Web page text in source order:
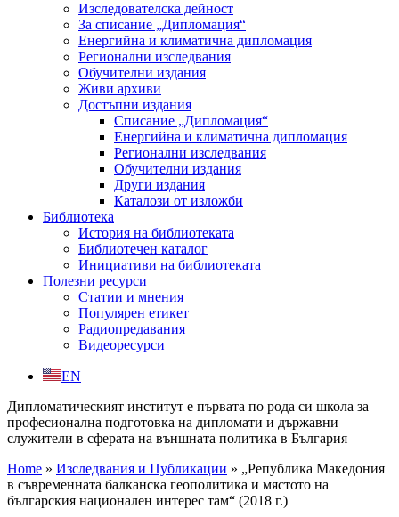
Изследователска дейност
За списание „Дипломация“
Енергийна и климатична дипломация
Регионални изследвания
Обучителни издания
Живи архиви
Достъпни издания
Списание „Дипломация“
Енергийна и климатична дипломация
Регионални изследвания
Обучителни издания
Други издания
Каталози от изложби
Библиотека
История на библиотеката
Библиотечен каталог
Инициативи на библиотеката
Полезни ресурси
Статии и мнения
Популярен етикет
Радиопредавания
Видеоресурси
EN
Дипломатическият институт е първата по рода си школа за
професионална подготовка на дипломати и държавни
служители в сферата на външната политика в България
Home » Изследвания и Публикации » „Република Македония
в съвременната балканска геополитика и мястото на
българския национален интерес там“ (2018 г.)